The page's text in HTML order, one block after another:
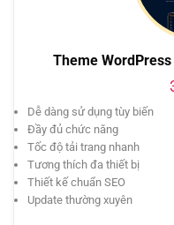
Theme
Dễ dàng sử dụng tùy biến
Đầy đủ chức năng
Tốc độ tải trang nhanh
Tương thích đa thiết bị
Thiết kế chuẩn SEO
Update thường xuyên